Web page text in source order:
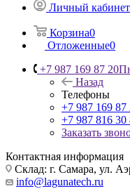
Личный кабинет
Корзина0
Отложенные0
+7 987 169 87 20
Назад
Телефоны
+7 987 169 87
+7 987 816 30
Заказать
Контактная информация
Склад: г. Самара, ул.
info@lagunatech.ru